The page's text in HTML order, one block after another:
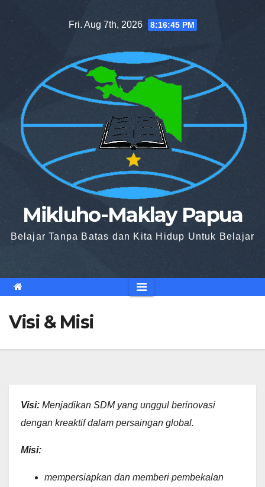
Fri. Aug 7th, 2026 8:16:46 PM
Mikluho-Maklay Papua
Belajar Tanpa Batas dan Kita Hidup Untuk Belajar
Visi & Misi
Visi: Menjadikan SDM yang unggul berinovasi
dengan kreaktif dalam persaingan global.
Misi:
mempersiapkan dan memberi pembekalan